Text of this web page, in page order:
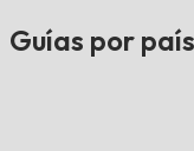
Guías por país